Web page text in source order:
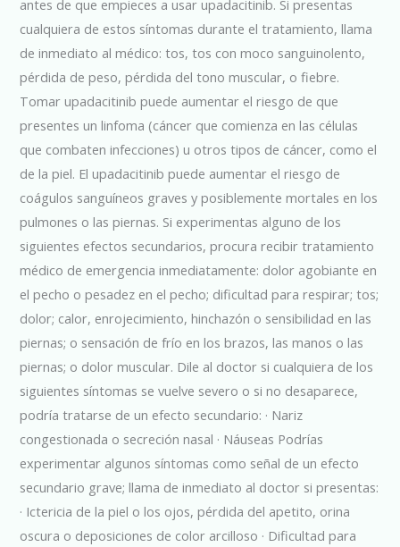
antes de que empieces a usar upadacitinib. Si presentas
cualquiera de estos síntomas durante el tratamiento, llama
de inmediato al médico: tos, tos con moco sanguinolento,
pérdida de peso, pérdida del tono muscular, o fiebre.
Tomar upadacitinib puede aumentar el riesgo de que
presentes un linfoma (cáncer que comienza en las células
que combaten infecciones) u otros tipos de cáncer, como el
de la piel. El upadacitinib puede aumentar el riesgo de
coágulos sanguíneos graves y posiblemente mortales en los
pulmones o las piernas. Si experimentas alguno de los
siguientes efectos secundarios, procura recibir tratamiento
médico de emergencia inmediatamente: dolor agobiante en
el pecho o pesadez en el pecho; dificultad para respirar; tos;
dolor; calor, enrojecimiento, hinchazón o sensibilidad en las
piernas; o sensación de frío en los brazos, las manos o las
piernas; o dolor muscular. Dile al doctor si cualquiera de los
siguientes síntomas se vuelve severo o si no desaparece,
podría tratarse de un efecto secundario: · Nariz
congestionada o secreción nasal · Náuseas Podrías
experimentar algunos síntomas como señal de un efecto
secundario grave; llama de inmediato al doctor si presentas:
· Ictericia de la piel o los ojos, pérdida del apetito, orina
oscura o deposiciones de color arcilloso · Dificultad para